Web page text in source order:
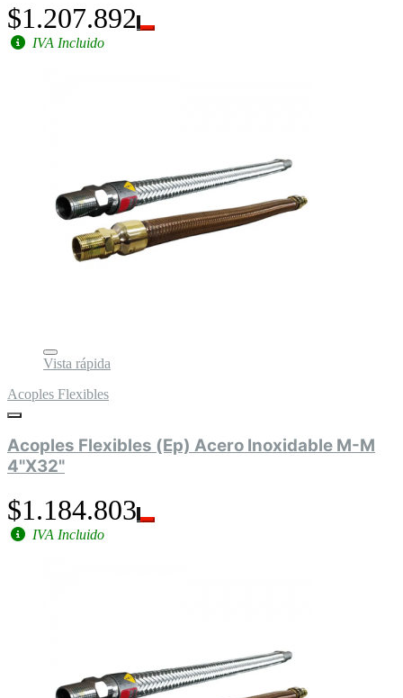
$1.207.892
IVA Incluido
Vista rápida
Acoples Flexibles
Acoples Flexibles (Ep) Acero Inoxidable M-M
4"X32"
$1.184.803
IVA Incluido